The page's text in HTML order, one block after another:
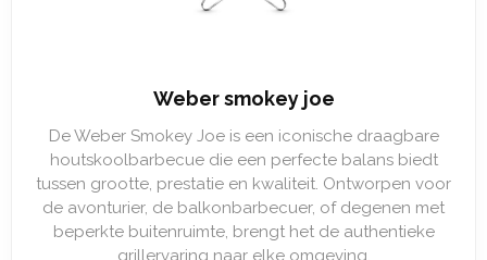
Weber smokey joe
De Weber Smokey Joe is een iconische draagbare
houtskoolbarbecue die een perfecte balans biedt
tussen grootte, prestatie en kwaliteit. Ontworpen voor
de avonturier, de balkonbarbecuer, of degenen met
beperkte buitenruimte, brengt het de authentieke
grillervaring naar elke omgeving.